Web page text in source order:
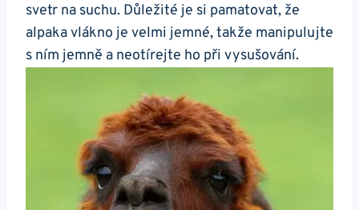
svetr na suchu.‍ Důležité je si pamatovat, že
alpaka vlákno je velmi jemné, takže manipulujte
s ním jemně ‍a neotírejte ho při vysušování.